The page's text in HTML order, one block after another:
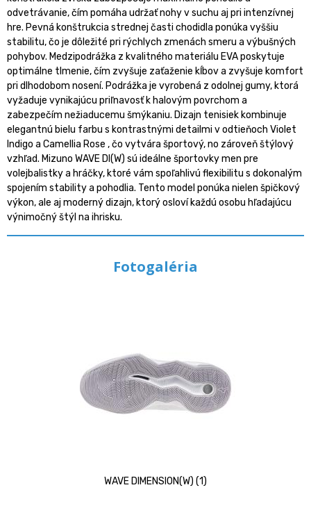
odvetrávanie, čím pomáha udržať nohy v suchu aj pri intenzívnej
hre. Pevná konštrukcia strednej časti chodidla ponúka vyššiu
stabilitu, čo je dôležité pri rýchlych zmenách smeru a výbušných
pohybov. Medzipodrážka z kvalitného materiálu EVA poskytuje
optimálne tlmenie, čím zvyšuje zaťaženie kĺbov a zvyšuje komfort
pri dlhodobom nosení. Podrážka je vyrobená z odolnej gumy, ktorá
vyžaduje vynikajúcu priľnavosť k halovým povrchom a
zabezpečím nežiaducemu šmýkaniu. Dizajn tenisiek kombinuje
elegantnú bielu farbu s kontrastnými detailmi v odtieňoch Violet
Indigo a Camellia Rose , čo vytvára športový, no zároveň štýlový
vzhľad. Mizuno WAVE DI(W) sú ideálne športovky men pre
volejbalistky a hráčky, ktoré vám spoľahlivú flexibilitu s dokonalým
spojením stability a pohodlia. Tento model ponúka nielen špičkový
výkon, ale aj moderný dizajn, ktorý osloví každú osobu hľadajúcu
výnimočný štýl na ihrisku.
Fotogaléria
WAVE DIMENSION(W) (1)